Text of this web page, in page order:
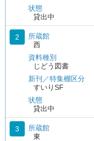
状態
貸出中
2
所蔵館
西
資料種別
じどう図書
新刊／特集棚区分
すいりSF
状態
貸出中
3
所蔵館
東